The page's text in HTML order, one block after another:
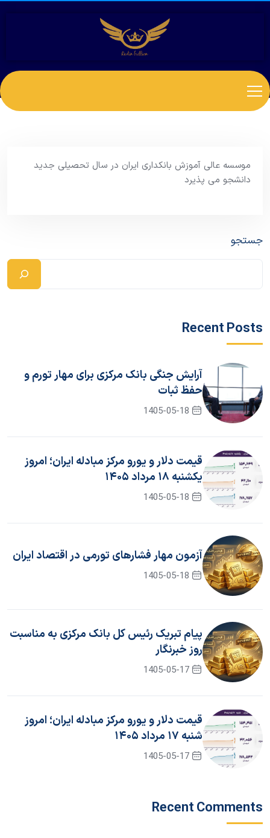
موسسه عالی آموزش بانکداری ایران در سال تحصیلی جدید
دانشجو می پذیرد
جستجو
Recent Posts
آرایش جنگی بانک مرکزی برای مهار تورم و
حفظ ثبات
1405-05-18
قیمت دلار و یورو مرکز مبادله ایران؛ امروز
یکشنبه ۱۸ مرداد ۱۴۰۵
1405-05-18
آزمون مهار فشار‌های تورمی در اقتصاد ایران
1405-05-18
پیام تبریک رئیس کل بانک مرکزی به مناسبت
روز خبرنگار
1405-05-17
قیمت دلار و یورو مرکز مبادله ایران؛ امروز
شنبه ۱۷ مرداد ۱۴۰۵
1405-05-17
Recent Comments